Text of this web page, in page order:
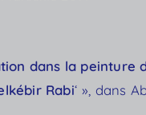
dans la peinture
Rabi‘ », dans